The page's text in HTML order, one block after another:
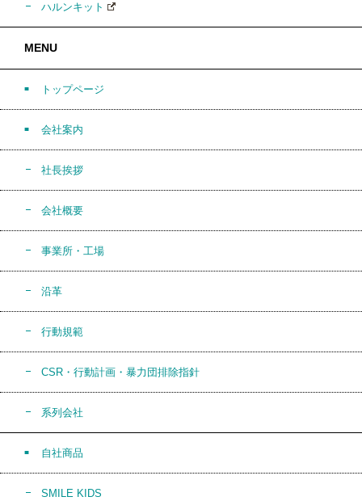
ハルンキット
MENU
トップページ
会社案内
社長挨拶
会社概要
事業所・工場
沿革
行動規範
CSR・行動計画・暴力団排除指針
系列会社
自社商品
SMILE KIDS